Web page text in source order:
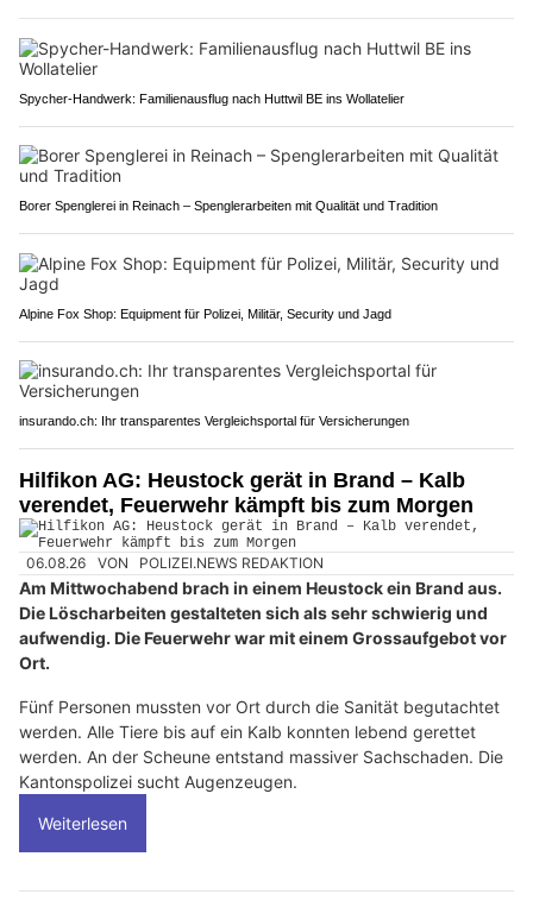
Spycher-Handwerk: Familienausflug nach Huttwil BE ins Wollatelier
Borer Spenglerei in Reinach – Spenglerarbeiten mit Qualität und Tradition
Alpine Fox Shop: Equipment für Polizei, Militär, Security und Jagd
insurando.ch: Ihr transparentes Vergleichsportal für Versicherungen
Hilfikon AG: Heustock gerät in Brand – Kalb
verendet, Feuerwehr kämpft bis zum Morgen
06.08.26 VON POLIZEI.NEWS REDAKTION
Am Mittwochabend brach in einem Heustock ein Brand aus.
Die Löscharbeiten gestalteten sich als sehr schwierig und
aufwendig. Die Feuerwehr war mit einem Grossaufgebot vor
Ort.
Fünf Personen mussten vor Ort durch die Sanität begutachtet
werden. Alle Tiere bis auf ein Kalb konnten lebend gerettet
werden. An der Scheune entstand massiver Sachschaden. Die
Kantonspolizei sucht Augenzeugen.
Weiterlesen